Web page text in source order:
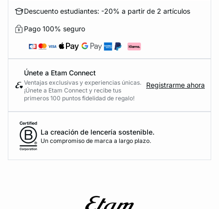
Descuento estudiantes: -20% a partir de 2 artículos
Pago 100% seguro
Únete a Etam Connect
Ventajas exclusivas y experiencias únicas.
¡Únete a Etam Connect y recibe tus
primeros 100 puntos fidelidad de regalo!
Registrarme ahora
La creación de lencería sostenible.
Un compromiso de marca a largo plazo.